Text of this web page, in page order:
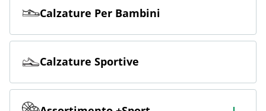
Calzature Per Bambini
Calzature Sportive